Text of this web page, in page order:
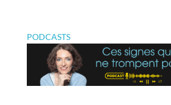
PODCASTS